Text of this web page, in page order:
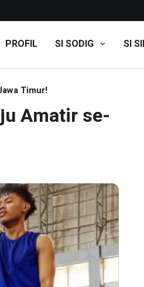
PROFIL SI SODIG SI
Timur!
Amatir se-